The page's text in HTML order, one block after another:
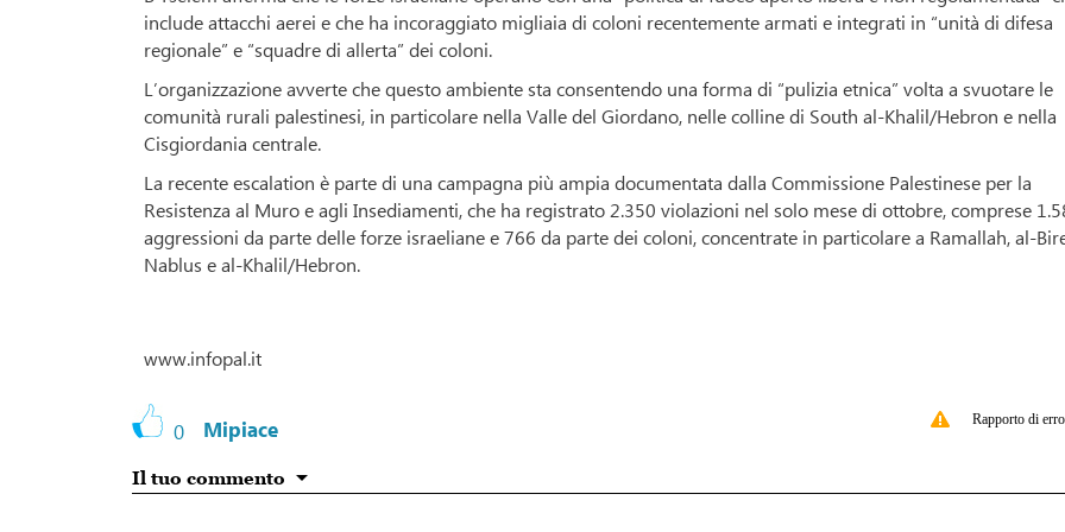
include attacchi aerei e che ha incoraggiato migliaia di coloni recentemente armati e integrati in “unità di difesa
regionale” e “squadre di allerta” dei coloni.
L’organizzazione avverte che questo ambiente sta consentendo una forma di “pulizia etnica” volta a svuotare le
comunità rurali palestinesi, in particolare nella Valle del Giordano, nelle colline di South al-Khalil/Hebron e nella
Cisgiordania centrale.
La recente escalation è parte di una campagna più ampia documentata dalla Commissione Palestinese per la
Resistenza al Muro e agli Insediamenti, che ha registrato 2.350 violazioni nel solo mese di ottobre, comprese
aggressioni da parte delle forze israeliane e 766 da parte dei coloni, concentrate in particolare a Ramallah, al-
Nablus e al-Khalil/Hebron.
www.infopal.it
0 Mipiace Rapporto di
Il tuo commento